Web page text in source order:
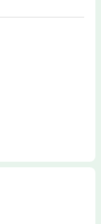
その男は、幸四郎
であった。剣は苦手
はあらたに飛びこ
る痛快読み切り！